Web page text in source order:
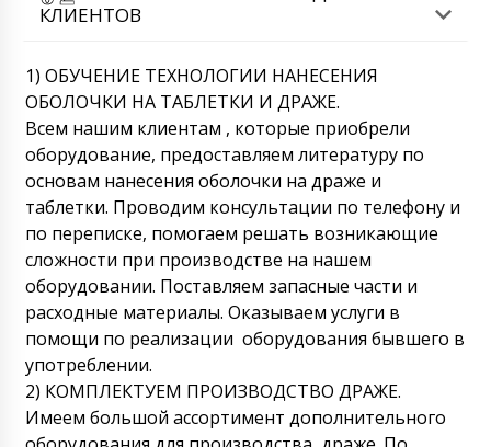
КЛИЕНТОВ
1) ОБУЧЕНИЕ ТЕХНОЛОГИИ НАНЕСЕНИЯ
ОБОЛОЧКИ НА ТАБЛЕТКИ И ДРАЖЕ.
Всем нашим клиентам , которые приобрели
оборудование, предоставляем литературу по
основам нанесения оболочки на драже и
таблетки. Проводим консультации по телефону и
по переписке, помогаем решать возникающие
сложности при производстве на нашем
оборудовании. Поставляем запасные части и
расходные материалы. Оказываем услуги в
помощи по реализации оборудования бывшего в
употреблении.
2) КОМПЛЕКТУЕМ ПРОИЗВОДСТВО ДРАЖЕ.
Имеем большой ассортимент дополнительного